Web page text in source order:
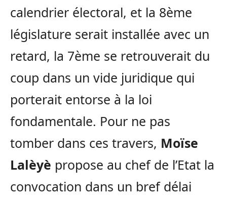
calendrier électoral, et la 8ème
législature serait installée avec un
retard, la 7ème se retrouverait du
coup dans un vide juridique qui
porterait entorse à la loi
fondamentale. Pour ne pas
tomber dans ces travers, Moïse
Lalèyè propose au chef de l’Etat la
convocation dans un bref délai